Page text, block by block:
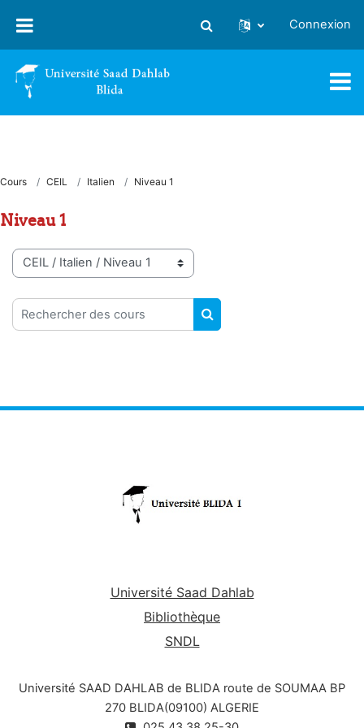
Activer/désactiver la saisie
Connexion
Cours CEIL Italien Niveau 1
Niveau 1
Catégories de cours
Rechercher des cours
RECHERCHER DES
Université Saad Dahlab
Bibliothèque
SNDL
Université SAAD DAHLAB de BLIDA route de SOUMAA BP
270 BLIDA(09100) ALGERIE